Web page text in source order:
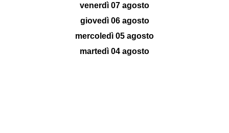
venerdì 07 agosto
giovedì 06 agosto
mercoledì 05 agosto
martedì 04 agosto